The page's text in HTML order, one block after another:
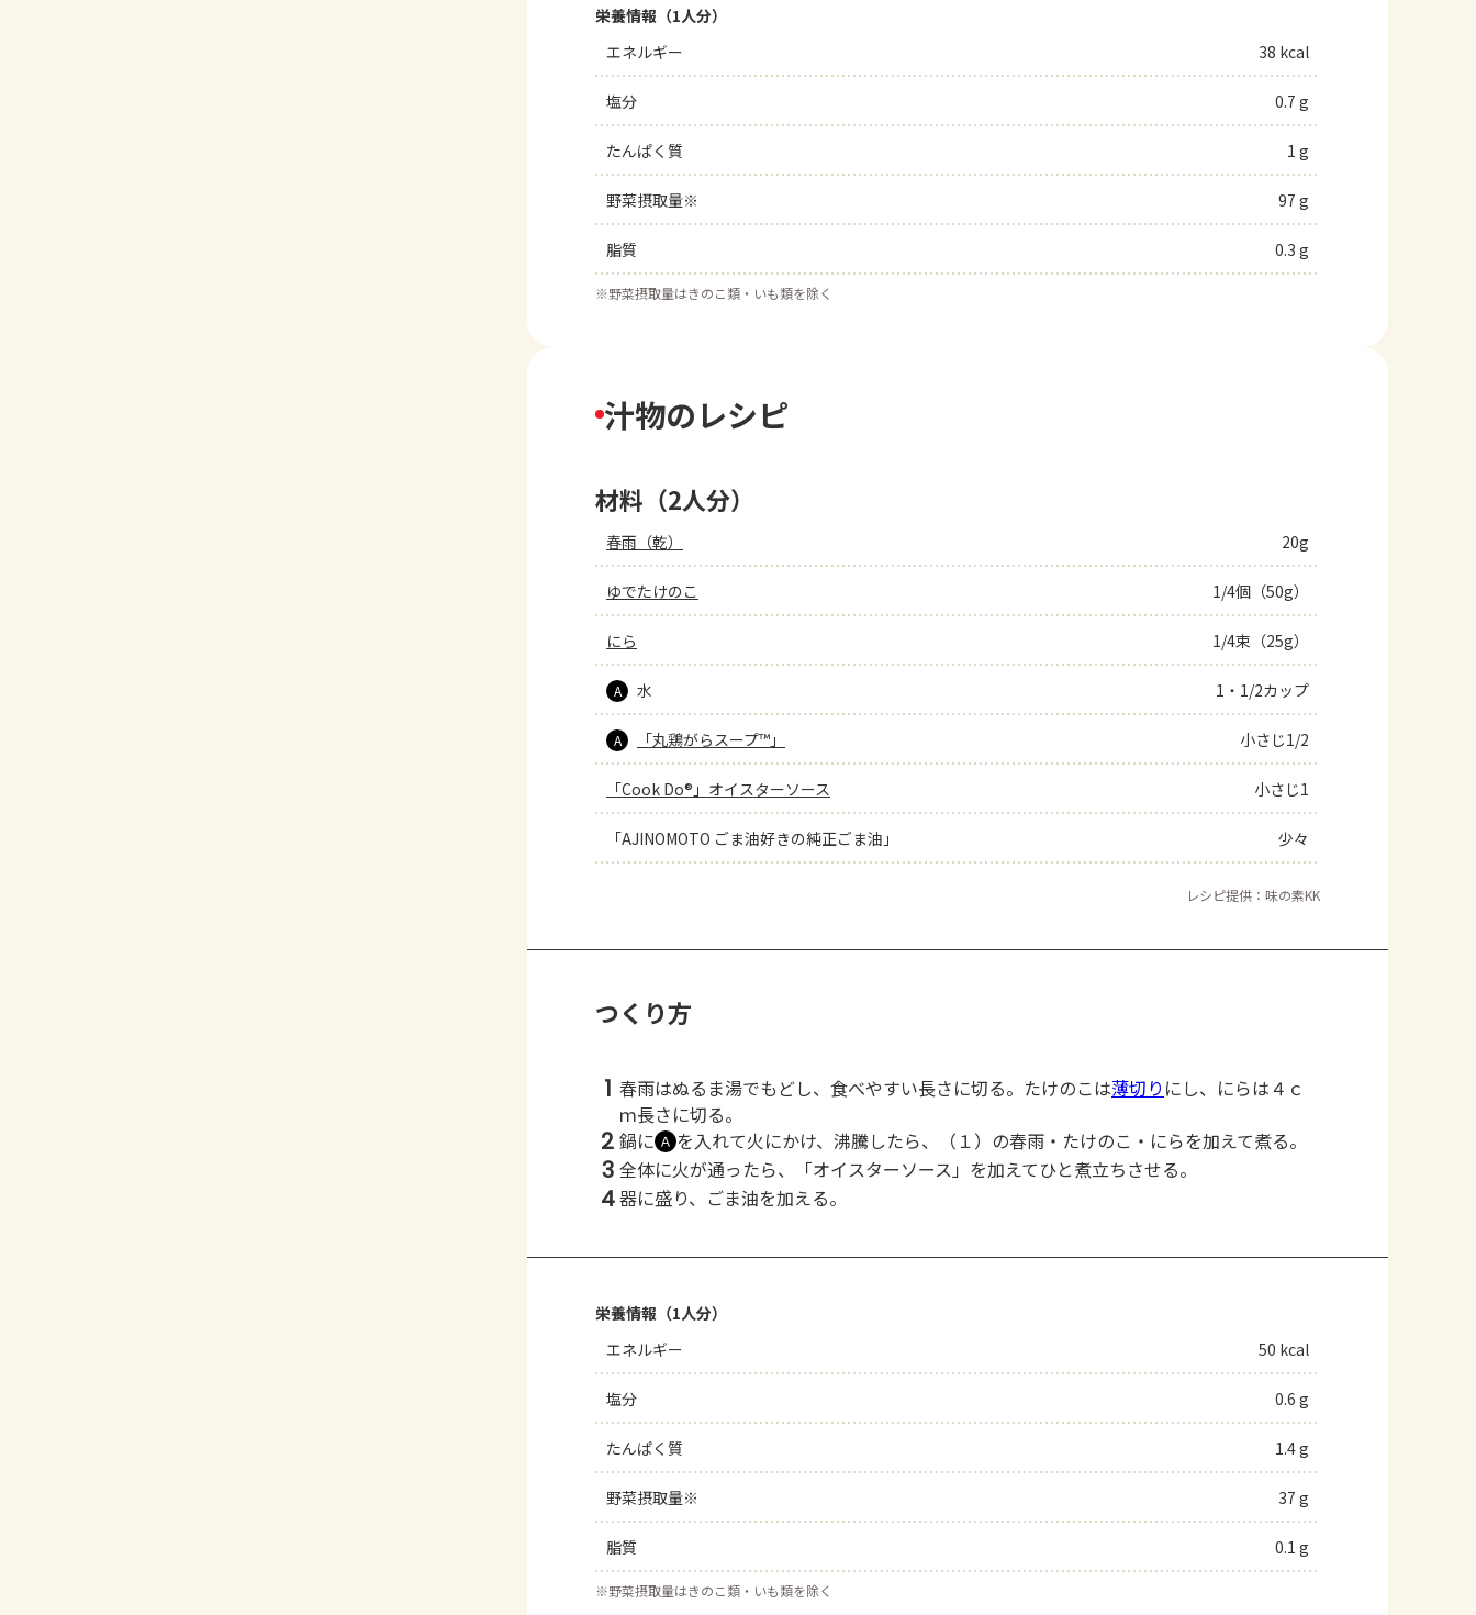
栄養情報（1人分）
エネルギー
38 kcal
塩分 0.7 g
たんぱく質 1 g
野菜摂取量※ 97 g
脂質 0.3 g
※野菜摂取量はきのこ類・いも類を除く
汁物のレシピ
材料（2人分）
春雨（乾） 20g
ゆでたけのこ 1/4個（50g）
にら 1/4束（25g）
A 水 1・1/2カップ
A 「丸鶏がらスープ™」 小さじ1/2
「Cook Do®」オイスターソース 小さじ1
「AJINOMOTO ごま油好きの純正ごま油」 少々
レシピ提供：味の素KK
つくり方
1 春雨はぬるま湯でもどし、食べやすい長さに切る。たけのこは薄切り にし、にらは４ｃ
ｍ長さに切る。
2 鍋に Ａ を入れて火にかけ、沸騰したら、（１）の春雨・たけのこ・にらを加えて煮る。
3 全体に火が通ったら、「オイスターソース」を加えてひと煮立ちさせる。
4器に盛り、ごま油を加える。
栄養情報（1人分）
エネルギー
50 kcal
塩分 0.6 g
たんぱく質 1.4 g
野菜摂取量※ 37 g
脂質 0.1 g
※野菜摂取量はきのこ類・いも類を除く